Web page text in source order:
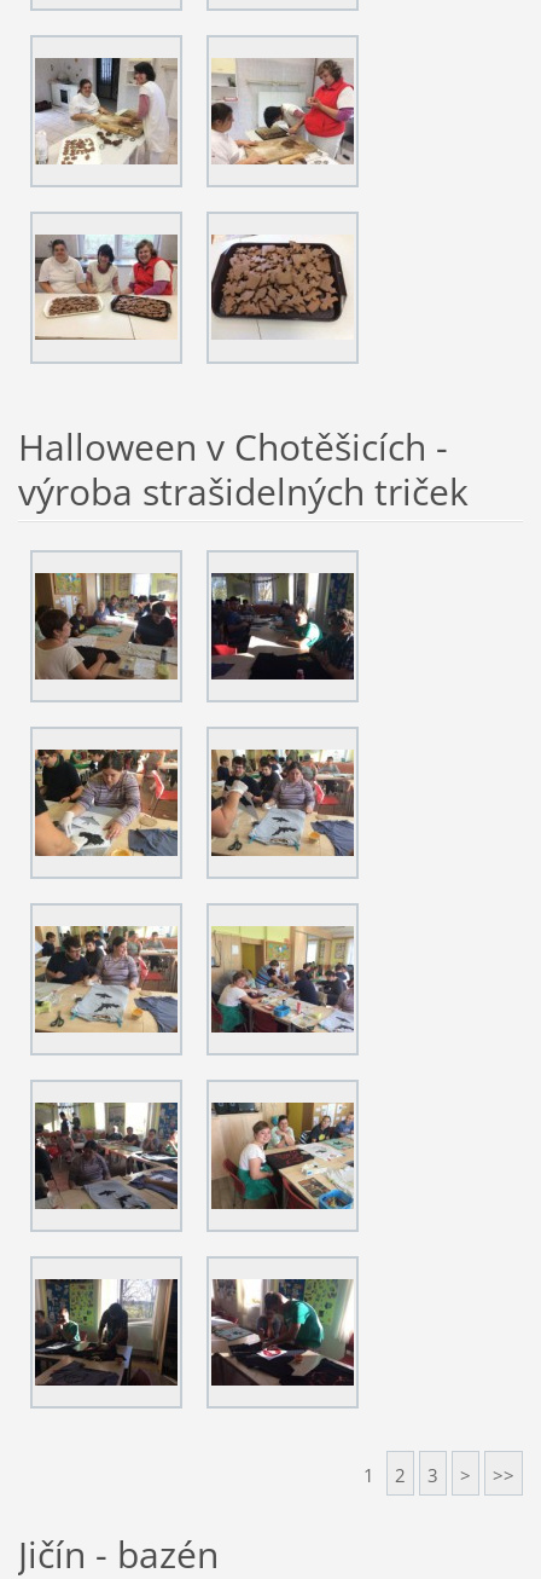
Halloween v Chotěšicích -
výroba strašidelných triček
1 2 3 > >>
Jičín - bazén